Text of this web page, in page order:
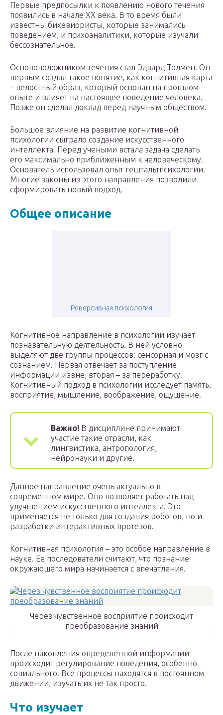
Первые предпосылки к появлению нового течения
появились в начале XX века. В то время были
известны бихевиористы, которые занимались
поведением, и психоаналитики, которые изучали
бессознательное.
Основоположником течения стал Эдвард Толмен. Он
первым создал такое понятие, как когнитивная карта
– целостный образ, который основан на прошлом
опыте и влияет на настоящее поведение человека.
Позже он сделал доклад перед научным обществом.
Большое влияние на развитие когнитивной
психологии сыграло создание искусственного
интеллекта. Перед учеными встала задача сделать
его максимально приближенным к человеческому.
Основатель использовал опыт гештальтпсихологии.
Многие законы из этого направления позволили
сформировать новый подход.
Общее описание
Реверсивная психология
Когнитивное направление в психологии изучает
познавательную деятельность. В ней условно
выделяют две группы процессов: сенсорная и мозг с
сознанием. Первая отвечает за поступление
информации извне, вторая – за переработку.
Когнитивный подход в психологии исследует память,
восприятие, мышление, воображение, ощущение.
Важно! В дисциплине принимают
участие такие отрасли, как
лингвистика, антропология,
нейронауки и другие.
Данное направление очень актуально в
современном мире. Оно позволяет работать над
улучшением искусственного интеллекта. Это
применяется не только для создания роботов, но и
разработки интерактивных протезов.
Когнитивная психология – это особое направление в
науке. Ее последователи считают, что познание
окружающего мира начинается с впечатления.
Через чувственное восприятие происходит
преобразование знаний
После накопления определенной информации
происходит регулирование поведения, особенно
социального. Все процессы находятся в постоянном
движении, изучать их не так просто.
Что изучает